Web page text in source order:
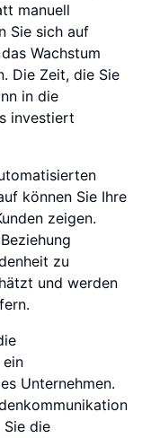
manuell
Sie sich auf
Wachstum
Die Zeit, die Sie
in die
investiert
können Sie Ihre
zeigen.
zu
und werden
Unternehmen.
die